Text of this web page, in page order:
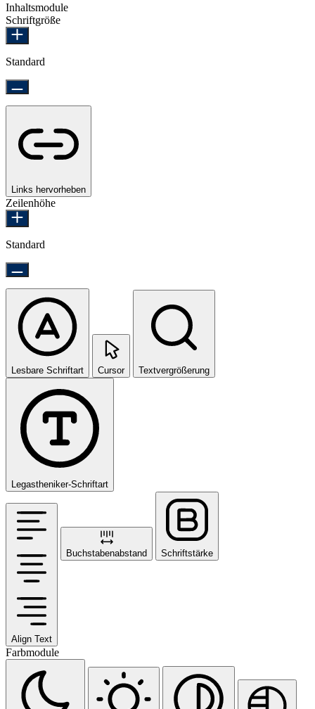
Inhaltsmodule
Schriftgröße
Standard
Links hervorheben
Zeilenhöhe
Standard
Lesbare Schriftart Cursor Textvergrößerung
Legastheniker-Schriftart
Align Text
Buchstabenabstand Schriftstärke
Farbmodule